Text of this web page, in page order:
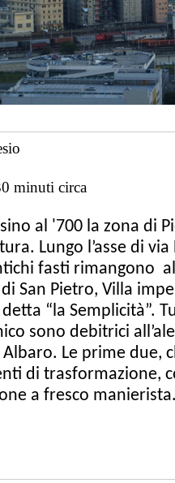
minuti circa
al '700 la zona di
Lungo l’asse di
fasti rimangono
San Pietro, Villa
detta “la Semplicità”.
sono debitrici
Le prime due,
di trasformazione,
a fresco